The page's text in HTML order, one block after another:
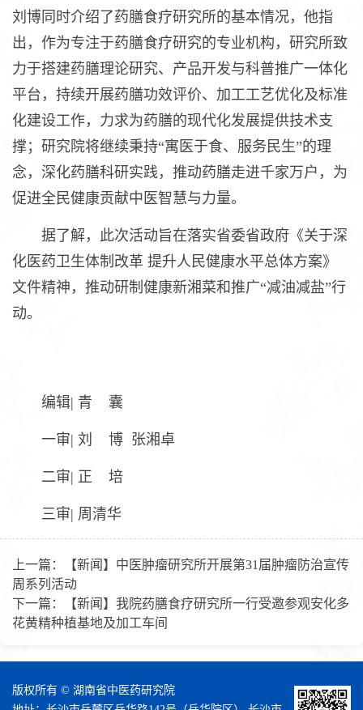
刘博同时介绍了药膳食疗研究所的基本情况，他指
出，作为专注于药膳食疗研究的专业机构，研究所致
力于搭建药膳理论研究、产品开发与科普推广一体化
平台，持续开展药膳功效评价、加工工艺优化及标准
化建设工作，力求为药膳的现代化发展提供技术支
撑；研究院将继续秉持“寓医于食、服务民生”的理
念，深化药膳科研实践，推动药膳走进千家万户，为
促进全民健康贡献中医智慧与力量。
据了解，此次活动旨在落实省委省政府《关于深
化医药卫生体制改革 提升人民健康水平总体方案》
文件精神，推动研制健康新湘菜和推广“减油减盐”行
动。
编辑| 青 囊
一审| 刘 博 张湘卓
二审| 正 培
三审| 周清华
上一篇：
【新闻】中医肿瘤研究所开展第31届肿瘤防治宣传
周系列活动
下一篇：
【新闻】我院药膳食疗研究所一行受邀参观安化多
花黄精种植基地及加工车间
版权所有 © 湖南省中医药研究院